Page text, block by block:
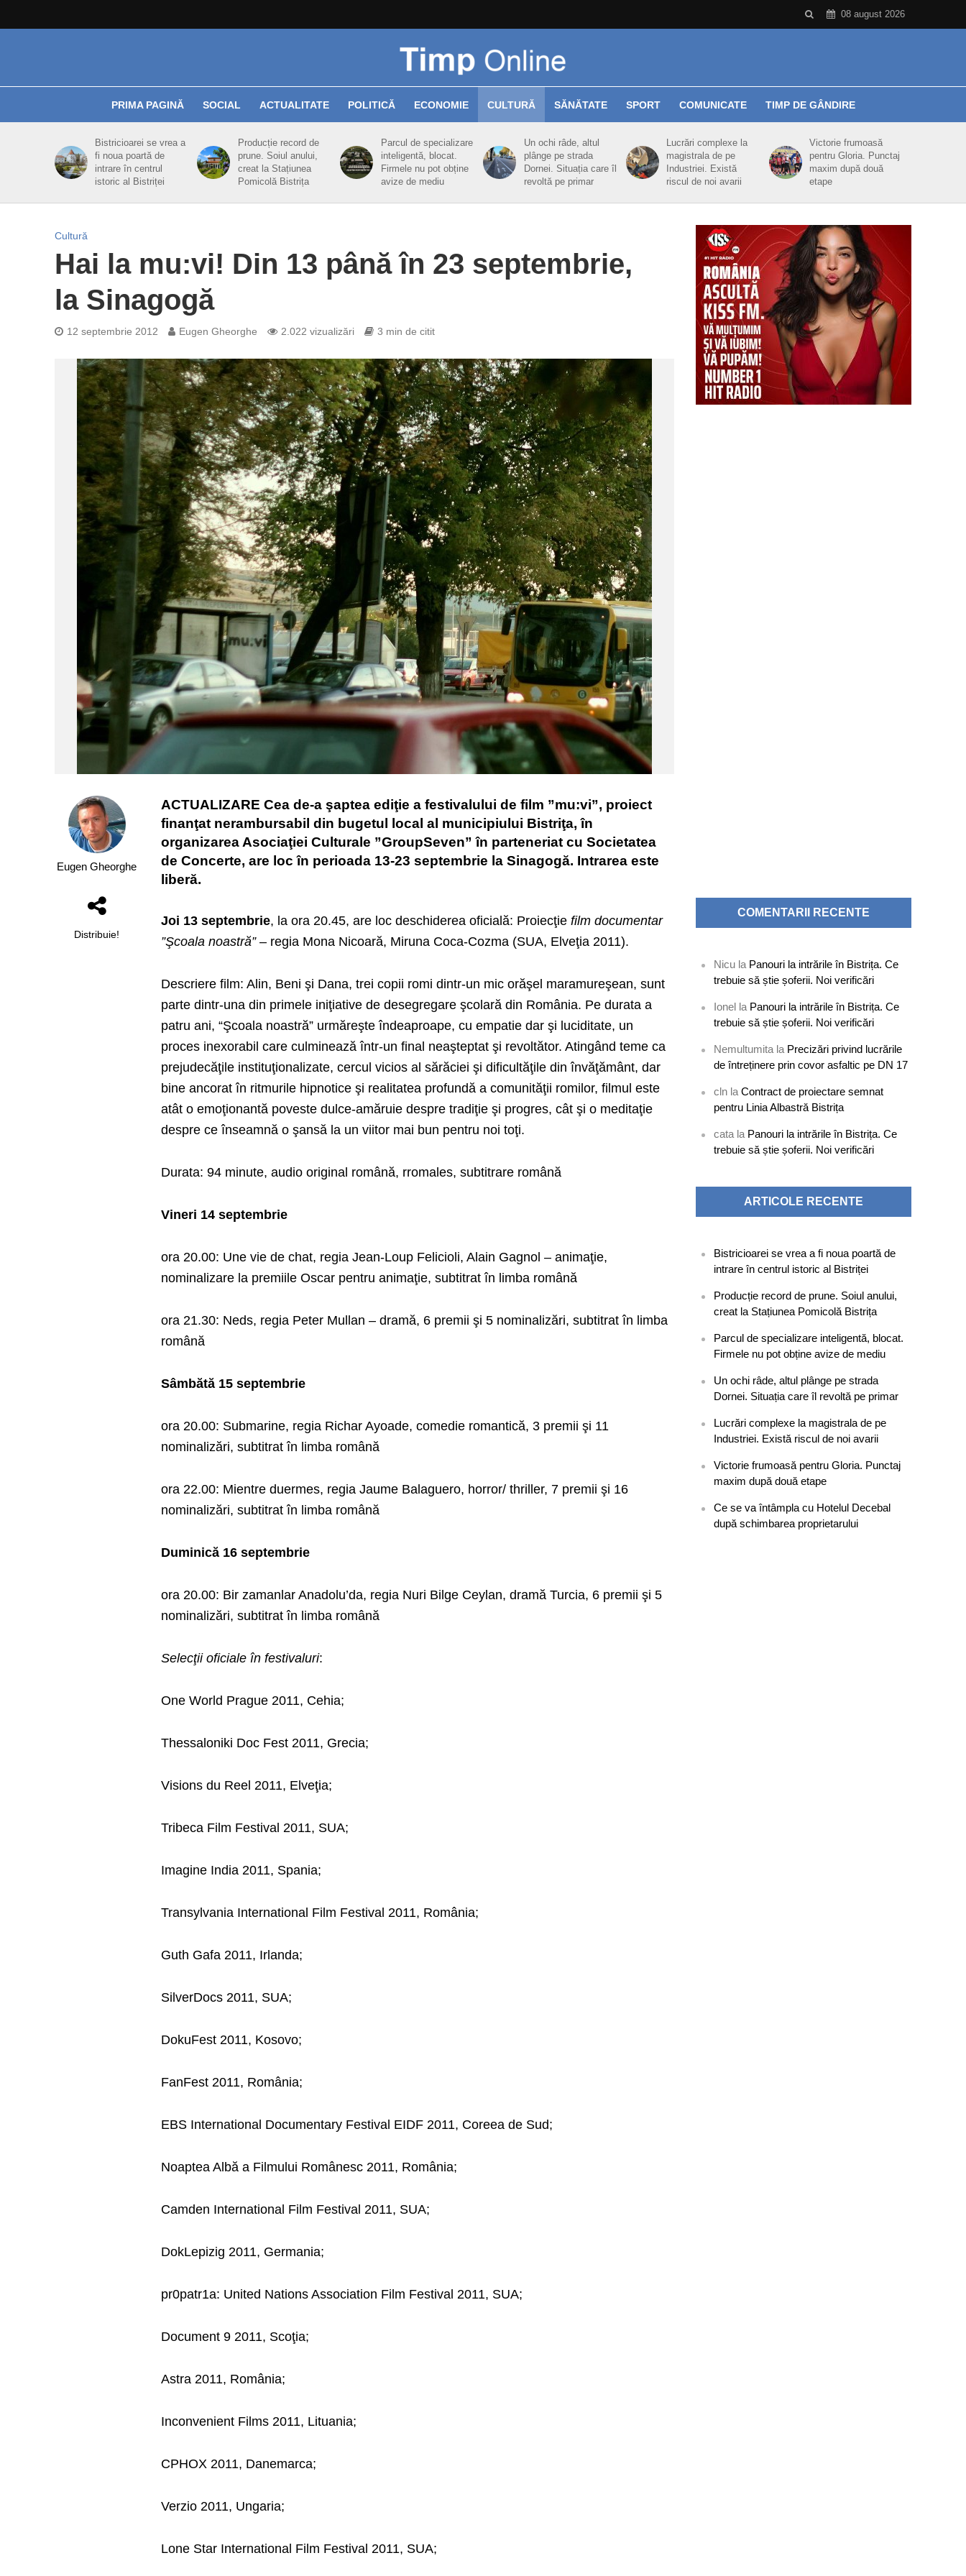
08 august 2026
PRIMA PAGINĂ SOCIAL ACTUALITATE POLITICĂ ECONOMIE CULTURĂ SĂNĂTATE SPORT COMUNICATE TIMP DE GÂNDIRE
Bistricioarei se vrea a
fi noua poartă de
intrare în centrul
istoric al Bistriței
Producție record de
prune. Soiul anului,
creat la Stațiunea
Pomicolă Bistrița
Parcul de specializare
inteligentă, blocat.
Firmele nu pot obține
avize de mediu
Un ochi râde, altul
plânge pe strada
Dornei. Situația care îl
revoltă pe primar
Lucrări complexe la
magistrala de pe
Industriei. Există
riscul de noi avarii
Victorie frumoasă
pentru Gloria. Punctaj
maxim după două
etape
Cultură
Hai la mu:vi! Din 13 până în 23 septembrie,
la Sinagogă
12 septembrie 2012 Eugen Gheorghe 2.022 vizualizări 3 min de citit
Eugen Gheorghe
Distribuie!
ACTUALIZARE Cea de-a şaptea ediţie a festivalului de film ”mu:vi”, proiect
finanţat nerambursabil din bugetul local al municipiului Bistriţa, în
organizarea Asociaţiei Culturale ”GroupSeven” în parteneriat cu Societatea
de Concerte, are loc în perioada 13-23 septembrie la Sinagogă. Intrarea este
liberă.
Joi 13 septembrie, la ora 20.45, are loc deschiderea oficială: Proiecţiefilm documentar
”Şcoala noastră”– regia Mona Nicoară, Miruna Coca-Cozma (SUA, Elveţia 2011).
Descriere film: Alin, Beni şi Dana, trei copii romi dintr-un mic orăşel maramureşean, sunt
parte dintr-una din primele iniţiative de desegregare şcolară din România. Pe durata a
patru ani, “Şcoala noastră” urmăreşte îndeaproape, cu empatie dar şi luciditate, un
proces inexorabil care culminează într-un final neaşteptat şi revoltător. Atingând teme ca
prejudecăţile instituţionalizate, cercul vicios al sărăciei şi dificultăţile din învăţământ, dar
bine ancorat în ritmurile hipnotice şi realitatea profundă a comunităţii romilor, filmul este
atât o emoţionantă poveste dulce-amăruie despre tradiţie şi progres, cât şi o meditaţie
despre ce înseamnă o şansă la un viitor mai bun pentru noi toţi.
Durata: 94 minute, audio original română, rromales, subtitrare română
Vineri 14 septembrie
ora 20.00: Une vie de chat, regia Jean-Loup Felicioli, Alain Gagnol – animaţie,
nominalizare la premiile Oscar pentru animaţie, subtitrat în limba română
ora 21.30: Neds, regia Peter Mullan – dramă, 6 premii şi 5 nominalizări, subtitrat în limba
română
Sâmbătă 15 septembrie
ora 20.00: Submarine, regia Richar Ayoade, comedie romantică, 3 premii şi 11
nominalizări, subtitrat în limba română
ora 22.00: Mientre duermes, regia Jaume Balaguero, horror/ thriller, 7 premii şi 16
nominalizări, subtitrat în limba română
Duminică 16 septembrie
ora 20.00: Bir zamanlar Anadolu’da, regia Nuri Bilge Ceylan, dramă Turcia, 6 premii şi 5
nominalizări, subtitrat în limba română
Selecţii oficiale în festivaluri:
One World Prague 2011, Cehia;
Thessaloniki Doc Fest 2011, Grecia;
Visions du Reel 2011, Elveţia;
Tribeca Film Festival 2011, SUA;
Imagine India 2011, Spania;
Transylvania International Film Festival 2011, România;
Guth Gafa 2011, Irlanda;
SilverDocs 2011, SUA;
DokuFest 2011, Kosovo;
FanFest 2011, România;
EBS International Documentary Festival EIDF 2011, Coreea de Sud;
Noaptea Albă a Filmului Românesc 2011, România;
Camden International Film Festival 2011, SUA;
DokLepizig 2011, Germania;
pr0patr1a: United Nations Association Film Festival 2011, SUA;
Document 9 2011, Scoţia;
Astra 2011, România;
Inconvenient Films 2011, Lituania;
CPHOX 2011, Danemarca;
Verzio 2011, Ungaria;
Lone Star International Film Festival 2011, SUA;
COMENTARII RECENTE
Nicu la Panouri la intrările în Bistrița. Ce
trebuie să știe șoferii. Noi verificări
Ionel la Panouri la intrările în Bistrița. Ce
trebuie să știe șoferii. Noi verificări
Nemultumita la Precizări privind lucrările
de întreținere prin covor asfaltic pe DN 17
cln laContract de proiectare semnat
pentru Linia Albastră Bistrița
cata la Panouri la intrările în Bistrița. Ce
trebuie să știe șoferii. Noi verificări
ARTICOLE RECENTE
Bistricioarei se vrea a fi noua poartă de
intrare în centrul istoric al Bistriței
Producție record de prune. Soiul anului,
creat la Stațiunea Pomicolă Bistrița
Parcul de specializare inteligentă, blocat.
Firmele nu pot obține avize de mediu
Un ochi râde, altul plânge pe strada
Dornei. Situația care îl revoltă pe primar
Lucrări complexe la magistrala de pe
Industriei. Există riscul de noi avarii
Victorie frumoasă pentru Gloria. Punctaj
maxim după două etape
Ce se va întâmpla cu Hotelul Decebal
după schimbarea proprietarului